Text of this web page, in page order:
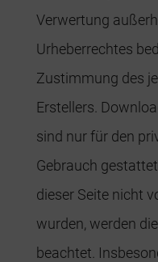
Verwertung
Urheberrechtes
Zustimmung des
Erstellers.
sind nur für den
Gebrauch
dieser Seite nicht
wurden, werden
beachtet.